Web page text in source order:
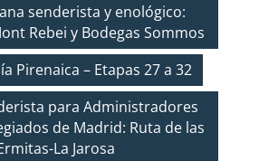
senderista y enológico:
Rebei y Bodegas Sommos
Pirenaica – Etapas 27 a 32
para Administradores
de Madrid: Ruta de las
La Jarosa